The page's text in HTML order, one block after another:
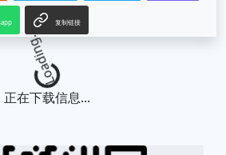
复制链接
Loading...
正在下载信息...